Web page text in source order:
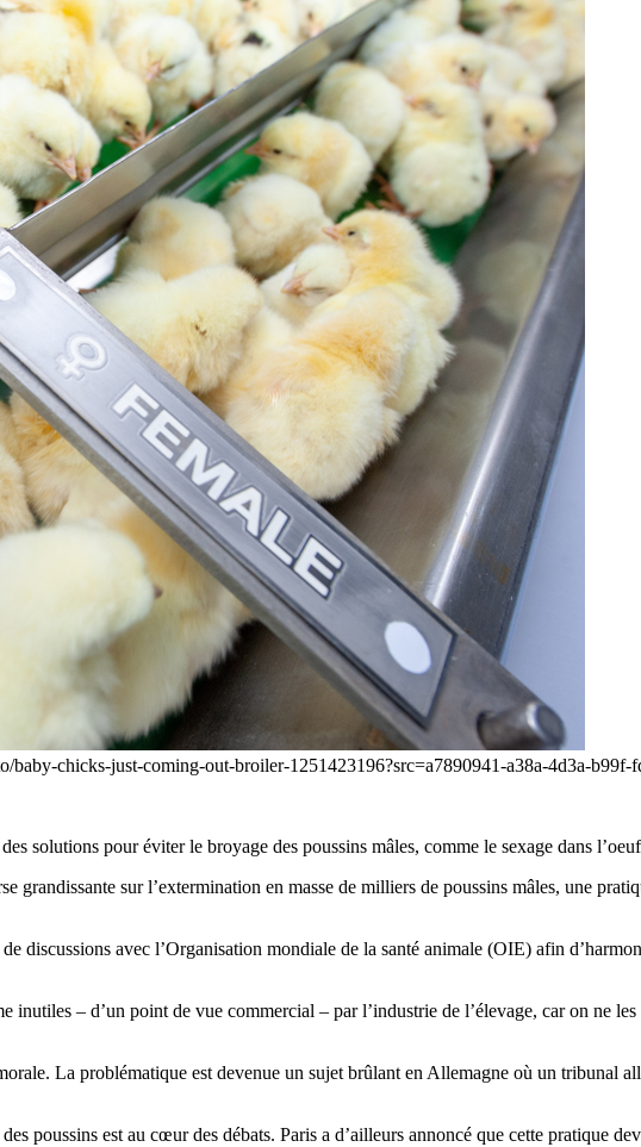
chicks-just-coming-out-broiler-1251423196?src=a7890941-a38a-4d3a-b99f-
solutions pour éviter le broyage des poussins mâles, comme le sexage dans
sur l’extermination en masse de milliers de poussins mâles, une
discussions avec l’Organisation mondiale de la santé animale (OIE) afin
inutiles – d’un point de vue commercial – par l’industrie de l’élevage, car on ne
La problématique est devenue un sujet brûlant en Allemagne où un tribunal
poussins est au cœur des débats. Paris a d’ailleurs annoncé que cette pratique